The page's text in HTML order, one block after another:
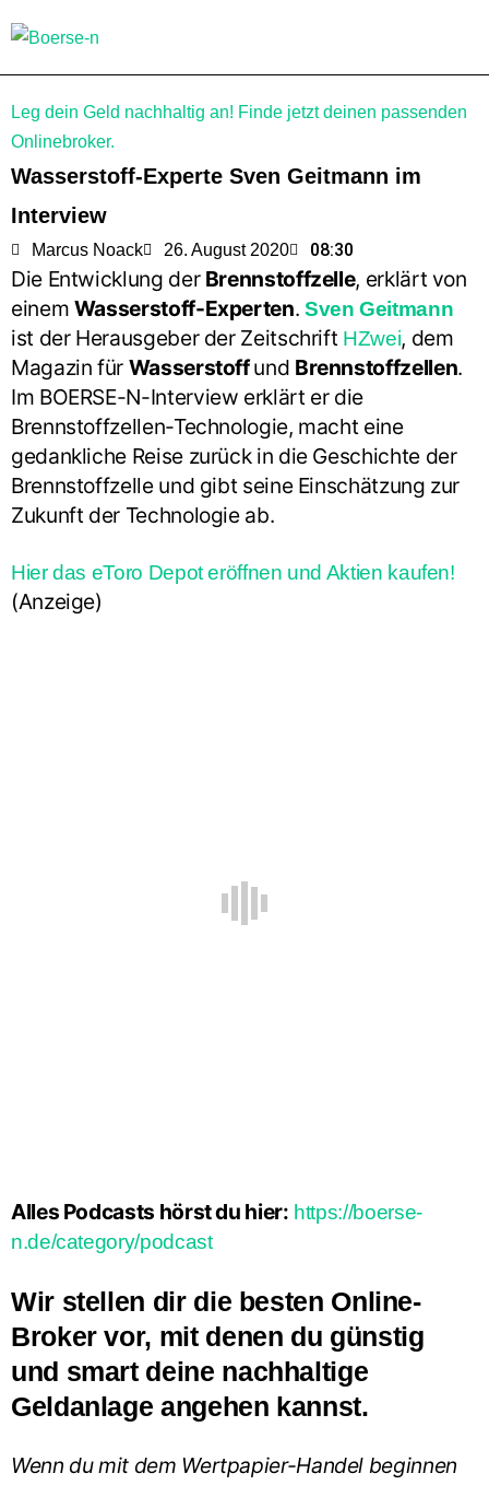
Leg dein Geld nachhaltig an! Finde jetzt deinen passenden
Onlinebroker.
Wasserstoff-Experte Sven Geitmann im
Interview
Marcus Noack 26. August 2020 08:30
Die Entwicklung der Brennstoffzelle, erklärt von
einem Wasserstoff-Experten. Sven Geitmann
ist der Herausgeber der Zeitschrift HZwei, dem
Magazin für Wasserstoffund Brennstoffzellen.
Im BOERSE-N-Interview erklärt er die
Brennstoffzellen-Technologie, macht eine
gedankliche Reise zurück in die Geschichte der
Brennstoffzelle und gibt seine Einschätzung zur
Zukunft der Technologie ab.
Hier das eToro Depot eröffnen und Aktien kaufen!
(Anzeige)
Alles Podcasts hörst du hier: https://boerse-
n.de/category/podcast
Wir stellen dir die besten Online-
Broker vor, mit denen du günstig
und smart deine nachhaltige
Geldanlage angehen kannst.
Wenn du mit dem Wertpapier-Handel beginnen